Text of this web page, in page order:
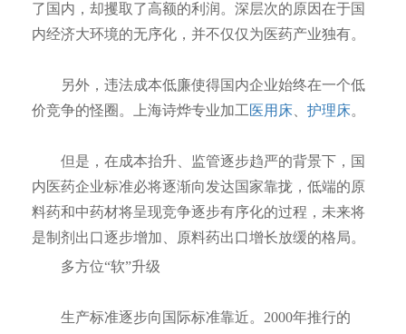
了国内，却攫取了高额的利润。深层次的原因在于国
内经济大环境的无序化，并不仅仅为医药产业独有。
另外，违法成本低廉使得国内企业始终在一个低
价竞争的怪圈。上海诗烨专业加工 医用床 护理床。
但是，在成本抬升、监管逐步趋严的背景下，国
内医药企业标准必将逐渐向发达国家靠拢，低端的原
料药和中药材将呈现竞争逐步有序化的过程，未来将
是制剂出口逐步增加、原料药出口增长放缓的格局。
多方位“软”升级
生产标准逐步向国际标准靠近。2000年推行的